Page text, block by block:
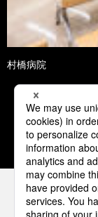
村橋病院
1
パナソ